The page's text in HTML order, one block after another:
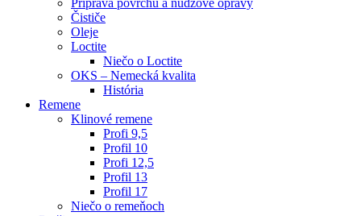
Príprava povrchu a núdzové opravy
Čističe
Oleje
Loctite
Niečo o Loctite
OKS – Nemecká kvalita
História
Remene
Klinové remene
Profi 9,5
Profil 10
Profi 12,5
Profil 13
Profil 17
Niečo o remeňoch